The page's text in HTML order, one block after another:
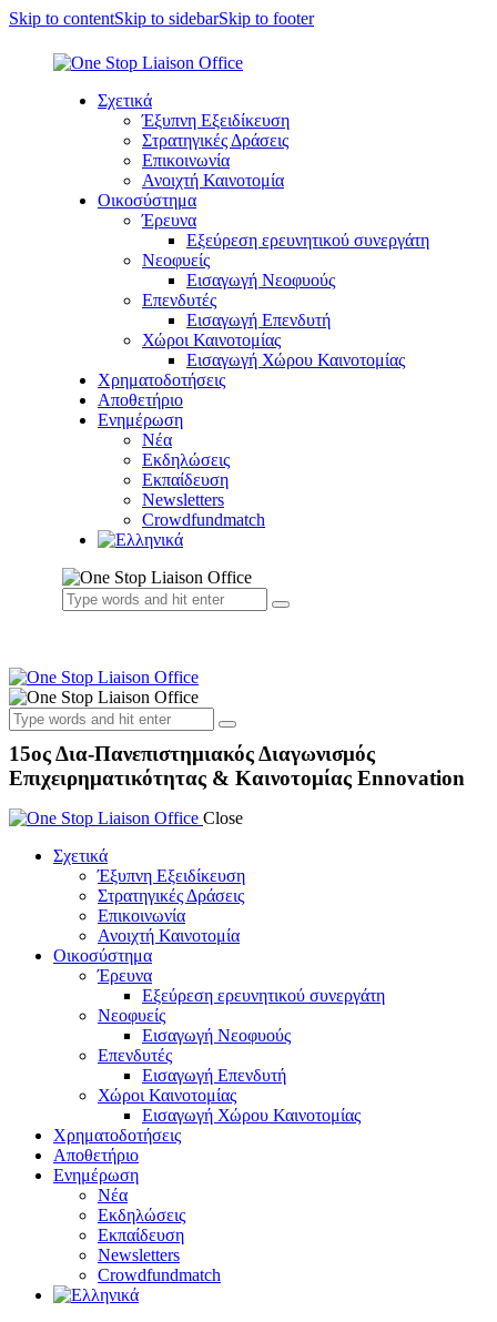
Skip to contentSkip to sidebarSkip to footer
Σχετικά
Έξυπνη Εξειδίκευση
Στρατηγικές Δράσεις
Επικοινωνία
Ανοιχτή Καινοτομία
Οικοσύστημα
Έρευνα
Εξεύρεση ερευνητικού συνεργάτη
Νεοφυείς
Εισαγωγή Νεοφυούς
Επενδυτές
Εισαγωγή Επενδυτή
Χώροι Καινοτομίας
Εισαγωγή Χώρου Καινοτομίας
Χρηματοδοτήσεις
Αποθετήριο
Ενημέρωση
Νέα
Εκδηλώσεις
Εκπαίδευση
Newsletters
Crowdfundmatch
15ος Δια-Πανεπιστημιακός Διαγωνισμός
Επιχειρηματικότητας & Καινοτομίας Εnnovation
Close
Σχετικά
Έξυπνη Εξειδίκευση
Στρατηγικές Δράσεις
Επικοινωνία
Ανοιχτή Καινοτομία
Οικοσύστημα
Έρευνα
Εξεύρεση ερευνητικού συνεργάτη
Νεοφυείς
Εισαγωγή Νεοφυούς
Επενδυτές
Εισαγωγή Επενδυτή
Χώροι Καινοτομίας
Εισαγωγή Χώρου Καινοτομίας
Χρηματοδοτήσεις
Αποθετήριο
Ενημέρωση
Νέα
Εκδηλώσεις
Εκπαίδευση
Newsletters
Crowdfundmatch